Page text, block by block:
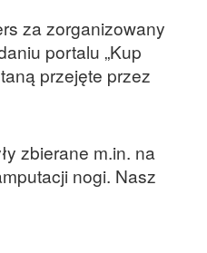
za zorganizowany
portalu „Kup
przejęte przez
zbierane m.in. na
nogi. Nasz